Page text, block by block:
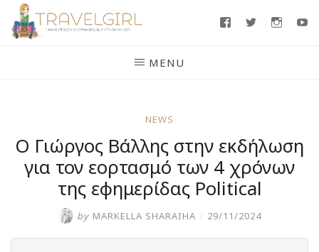
Skip
FacebookTwitter
MENU
NEWS
Ο Γιώργος Βάλλης στην εκδήλωση
για τον εορτασμό των 4 χρόνων
της εφημερίδας Political
by MARKELLA SHARAIHA / 29/11/2024